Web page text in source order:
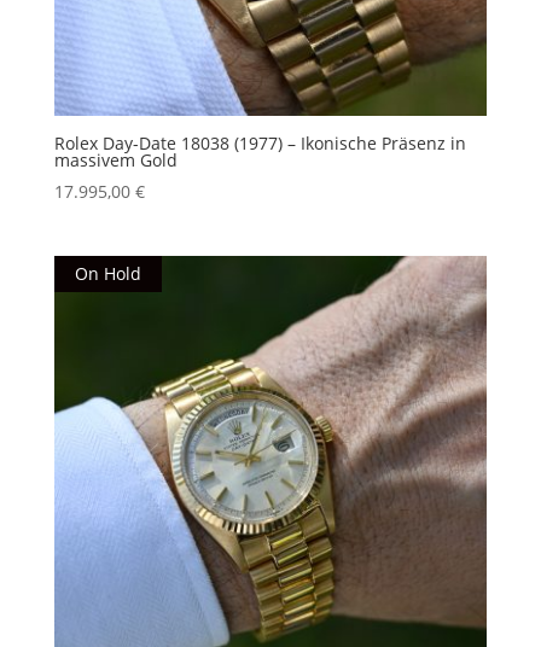
Rolex Day-Date 18038 (1977) – Ikonische Präsenz in
massivem Gold
17.995,00 €
On Hold